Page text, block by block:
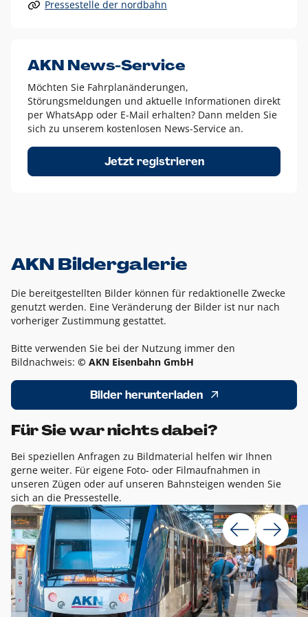
Alle anderen Logo-Varianten dürfen nur in Ausnahmefällen
Diese Ausnahmen sind zum Beispiel:
dem AKN Blau,
weißes Logo auf Fotohintergründen,
schwarzes Logo für reine Schwarz-Weiß-Umsetzungen
Um das Logo herum muss ein Schutzraum von jeweils einer
Höhe bzw. Breite des N aus AKN in alle Richtungen
Pressestelle der nordbahn
AKN News-Service
Möchten Sie Fahrplanänderungen,
Störungsmeldungen und aktuelle Informationen direkt
per WhatsApp oder E-Mail erhalten? Dann melden Sie
sich zu unserem kostenlosen News-Service an.
Jetzt registrieren
AKN Bildergalerie
Die bereitgestellten Bilder können für redaktionelle Zwecke
genutzt werden. Eine Veränderung der Bilder ist nur nach
vorheriger Zustimmung gestattet.
Bitte verwenden Sie bei der Nutzung immer den
Bildnachweis: © AKN Eisenbahn GmbH
Bilder herunterladen
Für Sie war nichts dabei?
Bei speziellen Anfragen zu Bildmaterial helfen wir Ihnen
gerne weiter. Für eigene Foto- oder Filmaufnahmen in
unseren Zügen oder auf unseren Bahnsteigen wenden Sie
sich an die Pressestelle.